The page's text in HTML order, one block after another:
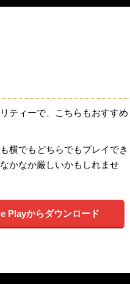
ティーで、こちらもおすすめ
横でもどちらでもプレイでき
かなか厳しいかもしれませ
Playからダウンロード